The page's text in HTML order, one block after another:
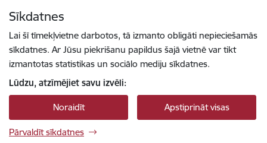
Sīkdatnes
Lai šī tīmekļvietne darbotos, tā izmanto obligāti nepieciešamās
sīkdatnes. Ar Jūsu piekrišanu papildus šajā vietnē var tikt
izmantotas statistikas un sociālo mediju sīkdatnes.
Lūdzu, atzīmējiet savu izvēli:
Noraidīt Apstiprināt visas
Pārvaldīt sīkdatnes